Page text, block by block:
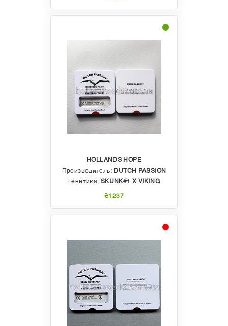
HOLLANDS HOPE
Производитель: DUTCH PASSION
Генетика: SKUNK#1 Х VIKING
₴1237